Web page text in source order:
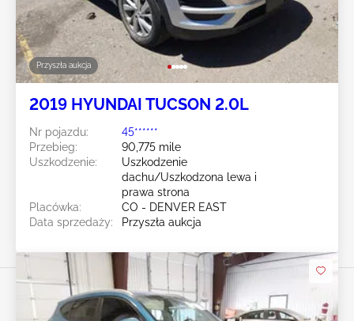
Przyszła aukcja
2019 HYUNDAI TUCSON 2.0L
Nr pojazdu:
45******
Przebieg:
90,775 mile
Uszkodzenie:
Uszkodzenie
dachu/Uszkodzona lewa i
prawa strona
Placówka:
CO - DENVER EAST
Data sprzedaży:
Przyszła aukcja